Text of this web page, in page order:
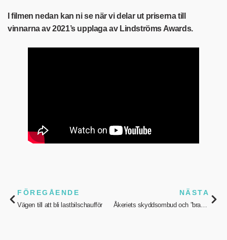
I filmen nedan kan ni se när vi delar ut priserna till
vinnarna av 2021’s upplaga av Lindströms Awards.
FÖREGÅENDE
Vägen till att bli lastbilschaufför
NÄSTA
Åkeriets skyddsombud och ”brandsläckare”